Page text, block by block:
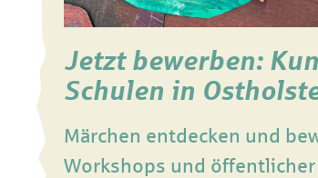
Jetzt bewerben:
Schulen in
Märchen entdecken und
Workshops und